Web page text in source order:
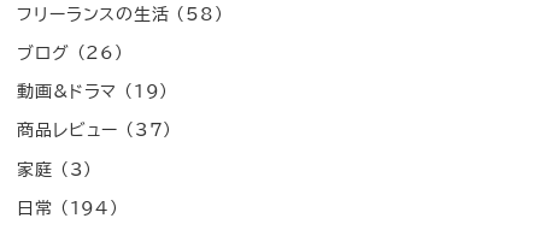
フリーランスの生活 (58)
ブログ (26)
動画&ドラマ (19)
商品レビュー (37)
家庭 (3)
日常 (194)